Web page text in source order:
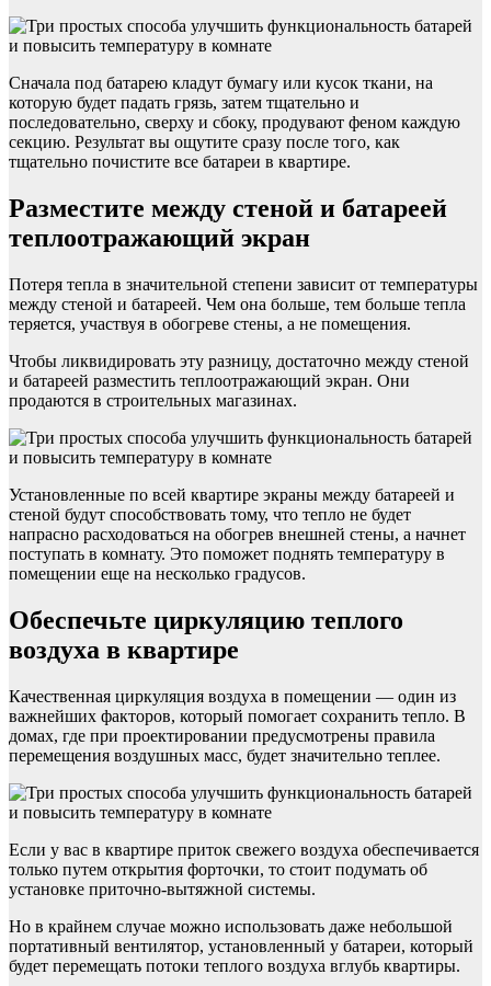
Сначала под батарею кладут бумагу или кусок ткани, на
которую будет падать грязь, затем тщательно и
последовательно, сверху и сбоку, продувают феном каждую
секцию. Результат вы ощутите сразу после того, как
тщательно почистите все батареи в квартире.
Разместите между стеной и батареей
теплоотражающий экран
Потеря тепла в значительной степени зависит от температуры
между стеной и батареей. Чем она больше, тем больше тепла
теряется, участвуя в обогреве стены, а не помещения.
Чтобы ликвидировать эту разницу, достаточно между стеной
и батареей разместить теплоотражающий экран. Они
продаются в строительных магазинах.
Установленные по всей квартире экраны между батареей и
стеной будут способствовать тому, что тепло не будет
напрасно расходоваться на обогрев внешней стены, а начнет
поступать в комнату. Это поможет поднять температуру в
помещении еще на несколько градусов.
Обеспечьте циркуляцию теплого
воздуха в квартире
Качественная циркуляция воздуха в помещении — один из
важнейших факторов, который помогает сохранить тепло. В
домах, где при проектировании предусмотрены правила
перемещения воздушных масс, будет значительно теплее.
Если у вас в квартире приток свежего воздуха обеспечивается
только путем открытия форточки, то стоит подумать об
установке приточно-вытяжной системы.
Но в крайнем случае можно использовать даже небольшой
портативный вентилятор, установленный у батареи, который
будет перемещать потоки теплого воздуха вглубь квартиры.